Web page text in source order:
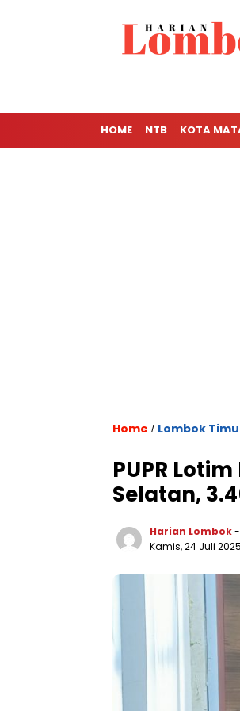
HOME NTB KOTA
Home / Lombok
PUPR
Selatan,
Harian Lombok
Kamis, 24 Juli 2025